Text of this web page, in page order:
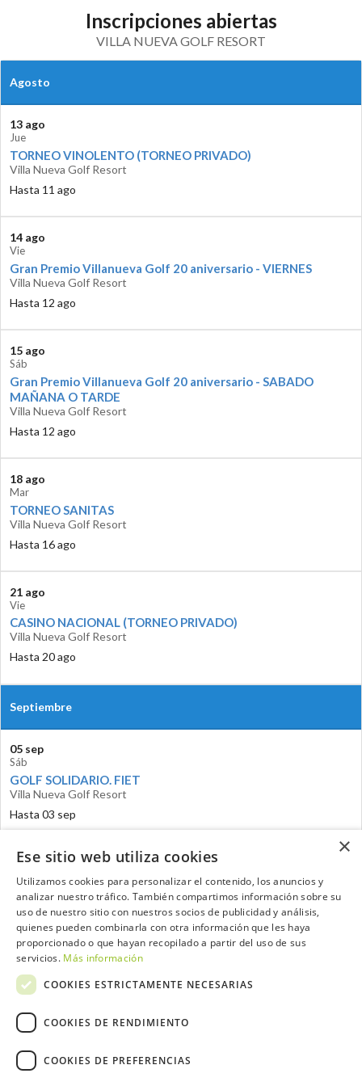
Inscripciones abiertas
VILLA NUEVA GOLF RESORT
Agosto
13 ago
Jue
TORNEO VINOLENTO (TORNEO PRIVADO)
Villa Nueva Golf Resort
Hasta 11 ago
14 ago
Vie
Gran Premio Villanueva Golf 20 aniversario - VIERNES
Villa Nueva Golf Resort
Hasta 12 ago
15 ago
Sáb
Gran Premio Villanueva Golf 20 aniversario - SABADO
MAÑANA O TARDE
Villa Nueva Golf Resort
Hasta 12 ago
18 ago
Mar
TORNEO SANITAS
Villa Nueva Golf Resort
Hasta 16 ago
21 ago
Vie
CASINO NACIONAL (TORNEO PRIVADO)
Villa Nueva Golf Resort
Hasta 20 ago
Septiembre
05 sep
Sáb
GOLF SOLIDARIO. FIET
Villa Nueva Golf Resort
Hasta 03 sep
Contacta con el equipo de NextCaddy
Opina Contacta
×
Ese sitio web utiliza cookies
Utilizamos cookies para personalizar el contenido, los anuncios y
analizar nuestro tráfico. También compartimos información sobre su
uso de nuestro sitio con nuestros socios de publicidad y análisis,
quienes pueden combinarla con otra información que les haya
proporcionado o que hayan recopilado a partir del uso de sus
servicios. Más información
COOKIES ESTRICTAMENTE NECESARIAS
COOKIES DE RENDIMIENTO
COOKIES DE PREFERENCIAS